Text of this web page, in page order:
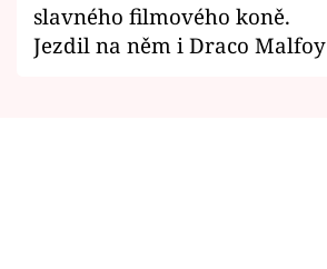
slavného filmového koně.
Jezdil na něm i Draco Malfoy